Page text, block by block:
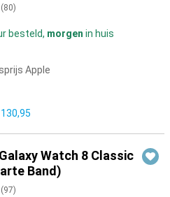
(80)
besteld, morgen in huis
Apple
130,95
Watch 8 Classic
Band)
(97)